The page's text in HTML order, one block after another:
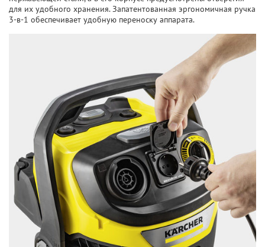
для их удобного хранения. Запатентованная эргономичная ручка
3-в-1 обеспечивает удобную переноску аппарата.